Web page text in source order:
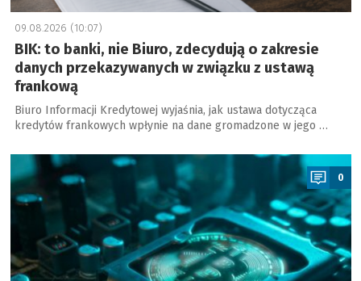
09.08.2026 (10:07)
BIK: to banki, nie Biuro, zdecydują o zakresie
danych przekazywanych w związku z ustawą
frankową
Biuro Informacji Kredytowej wyjaśnia, jak ustawa dotycząca
kredytów frankowych wpłynie na dane gromadzone w jego …
a
0